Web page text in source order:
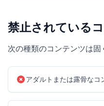
禁止されている
次の種類のコンテンツは固
アダルトまたは露骨なコ